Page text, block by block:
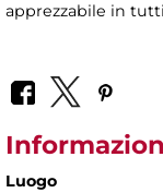
apprezzabile in
Luogo